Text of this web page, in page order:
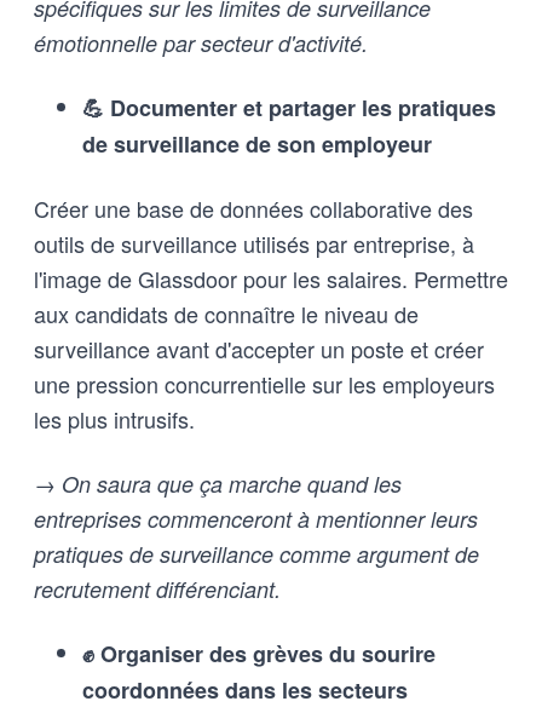
spécifiques sur les limites de surveillance
émotionnelle par secteur d'activité.
💪 Documenter et partager les pratiques
de surveillance de son employeur
Créer une base de données collaborative des
outils de surveillance utilisés par entreprise, à
l'image de Glassdoor pour les salaires. Permettre
aux candidats de connaître le niveau de
surveillance avant d'accepter un poste et créer
une pression concurrentielle sur les employeurs
les plus intrusifs.
→ On saura que ça marche quand les
entreprises commenceront à mentionner leurs
pratiques de surveillance comme argument de
recrutement différenciant.
✊ Organiser des grèves du sourire
coordonnées dans les secteurs